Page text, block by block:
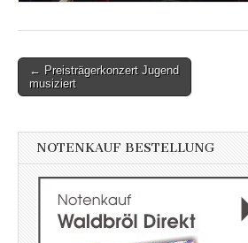
Post
navigation
← Preisträgerkonzert Jugend
musiziert
NOTENKAUF BESTELLUNG